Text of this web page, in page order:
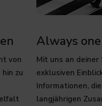
von
zu
Always
Mit uns an
exklusiven
Informationen,
langjährigen